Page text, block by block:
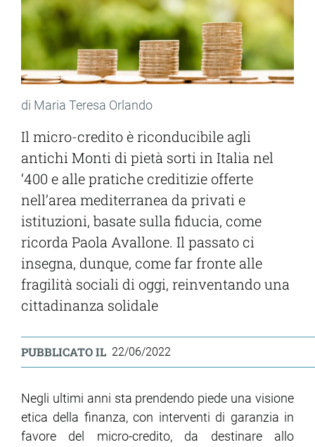
di Maria Teresa Orlando
Il micro-credito è riconducibile agli
antichi Monti di pietà sorti in Italia nel
‘400 e alle pratiche creditizie offerte
nell’area mediterranea da privati e
istituzioni, basate sulla fiducia, come
ricorda Paola Avallone. Il passato ci
insegna, dunque, come far fronte alle
fragilità sociali di oggi, reinventando una
cittadinanza solidale
PUBBLICATO IL 22/06/2022
Negli ultimi anni sta prendendo piede una visione
etica della finanza, con interventi di garanzia in
favore del micro-credito, da destinare allo